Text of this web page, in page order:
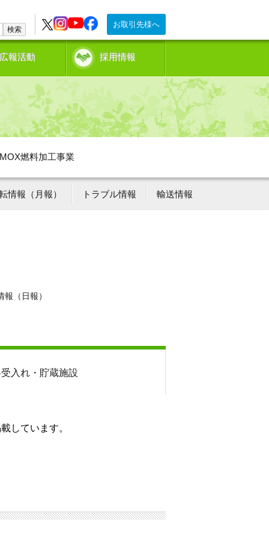
お取引先様へ
検索
広報活動 採用情報
MOX燃料加工事業
情報（月報） トラブル情報 輸送情報
（日報）
受入れ・貯蔵施設
しています。